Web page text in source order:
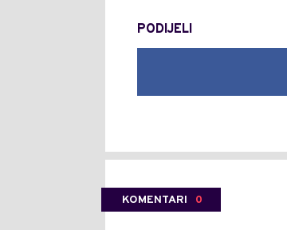
PODIJELI
KOMENTARI 0